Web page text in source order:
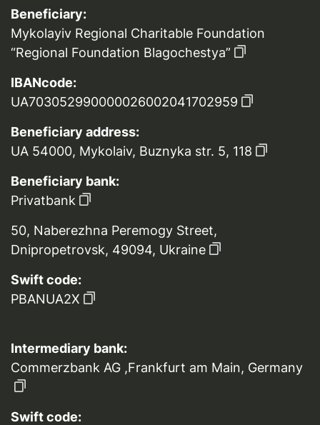
Beneficiary:
Mykolayiv Regional Charitable Foundation
“Regional Foundation Blagochestya”
IBANcode:
UA703052990000026002041702959
Beneficiary address:
UA 54000, Mykolaiv, Buznyka str. 5, 118
Beneficiary bank:
Privatbank
50, Naberezhna Peremogy Street,
Dnipropetrovsk, 49094, Ukraine
Swift code:
PBANUA2X
Intermediary bank:
Commerzbank AG ,Frankfurt am Main, Germany
Swift code: